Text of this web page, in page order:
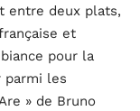
entre deux plats,
et
pour la
parmi les
» de Bruno